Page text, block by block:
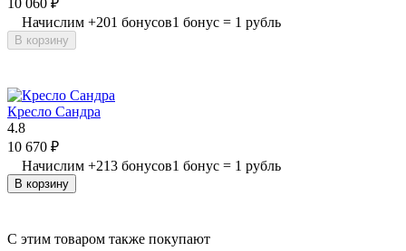
Начислим +201 бонусов1 бонус = 1 рубль
В корзину
Кресло Сандра
4.8
10 670 ₽
Начислим +213 бонусов1 бонус = 1 рубль
В корзину
C этим товаром также покупают